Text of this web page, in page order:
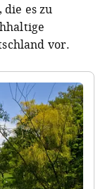
die es zu
vor.